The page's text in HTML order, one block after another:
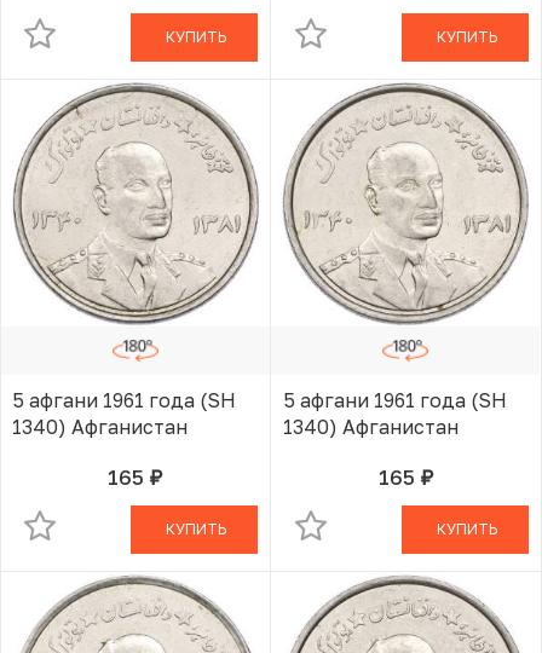
КУПИТЬ КУПИТЬ
5 афгани 1961 года (SH
1340) Афганистан
165 руб.В КОРЗИНЕ
КУПИТЬ
5 афгани 1961 года (SH
1340) Афганистан
165 руб.В КОРЗИНЕ
КУПИТЬ